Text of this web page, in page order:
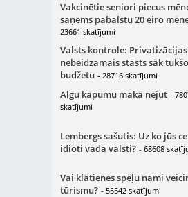
Vakcinētie seniori piecus
saņems pabalstu 20 eiro
23661 skatījumi
Valsts kontrole: Privatizācijas
nebeidzamais stāsts sāk
budžetu - 28716 skatījumi
Algu kāpumu makā nejūt -
skatījumi
Lembergs sašutis: Uz ko jūs
idioti vada valsti? - 68608
Vai klātienes spēļu nami
tūrismu? - 55542 skatījumi